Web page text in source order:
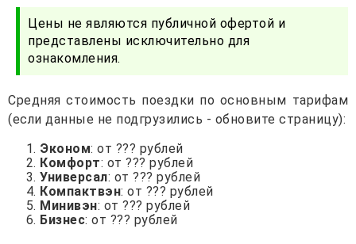
Цены не являются публичной офертой и
представлены исключительно для
ознакомления.
Средняя стоимость поездки по основным тарифам
(если данные не подгрузились - обновите страницу):
Эконом: от ??? рублей
Комфорт: от ??? рублей
Универсал: от ??? рублей
Компактвэн: от ??? рублей
Минивэн: от ??? рублей
Бизнес: от ??? рублей